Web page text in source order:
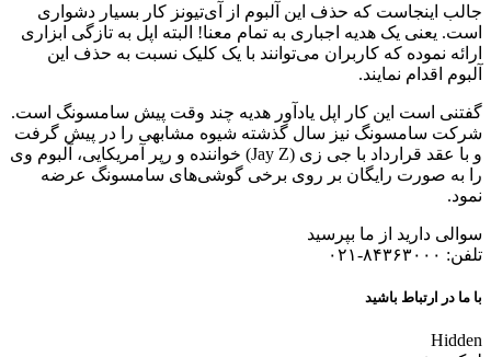
جالب اینجاست که حذف این آلبوم از آی‌تیونز کار بسیار دشواری
است. یعنی یک هدیه اجباری به تمام معنا! البته اپل به تازگی ابزاری
ارائه نموده که کاربران می‌توانند با یک کلیک نسبت به حذف این
آلبوم اقدام نمایند.
گفتنی است این کار اپل یادآور هدیه چند وقت پیش سامسونگ است.
شرکت سامسونگ نیز سال گذشته شیوه مشابهی را در پیش گرفت
و با عقد قرارداد با جی زی (Jay Z) خواننده و رپر آمریکایی، آلبوم وی
را به صورت رایگان بر روی برخی گوشی‌های سامسونگ عرضه
نمود.
سوالی دارید از ما بپرسید
تلفن: ۸۴۳۶۳۰۰۰-۰۲۱
با ما در ارتباط باشید
Hidden